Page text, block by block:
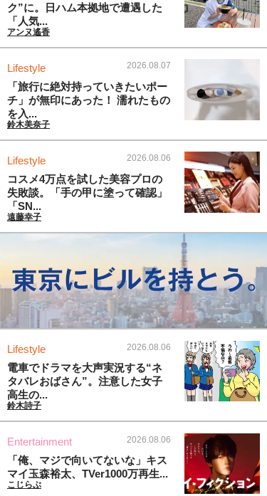
ク”に。日ハム本拠地で遭遇した
「人気...
アンヌ遙香
Lifestyle 2026.08.07
「旅行に絶対持っていきたいポー
チ」が無印にあった！ 濡れたもの
を入...
鈴木美奈子
Lifestyle 2026.08.06
コスメ4万点を試した美容プロの
失敗談。「手の甲に塗って確認」
「SN...
遠藤幸子
Lifestyle 2026.08.06
電車でドラマを大声実況する“ネ
タバレおばさん”。注意した女子
高生の...
鈴木詩子
Entertainment 2026.08.06
「俺、マジで向いてないな」キス
マイ玉森裕太、TVer1000万再生...
こじらぶ